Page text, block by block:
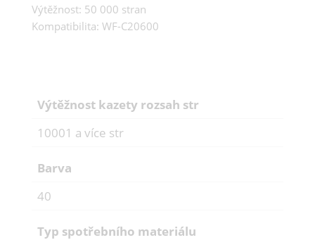
Výtěžnost: 50 000 stran
Kompatibilita: WF-C20600
Výtěžnost kazety rozsah str
10001 a více str
Barva
40
Typ spotřebního materiálu